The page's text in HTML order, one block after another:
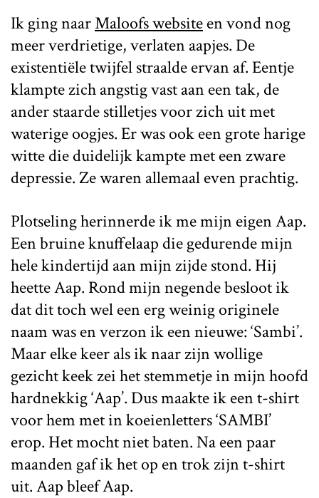
Ik ging naarMaloofs websiteen vond nog
meer verdrietige, verlaten aapjes. De
existentiële twijfel straalde ervan af. Eentje
klampte zich angstig vast aan een tak, de
ander staarde stilletjes voor zich uit met
waterige oogjes. Er was ook een grote harige
witte die duidelijk kampte met een zware
depressie. Ze waren allemaal even prachtig.
Plotseling herinnerde ik me mijn eigen Aap.
Een bruine knuffelaap die gedurende mijn
hele kindertijd aan mijn zijde stond. Hij
heette Aap. Rond mijn negende besloot ik
dat dit toch wel een erg weinig originele
naam was en verzon ik een nieuwe: ‘Sambi’.
Maar elke keer als ik naar zijn wollige
gezicht keek zei het stemmetje in mijn hoofd
hardnekkig ‘Aap’. Dus maakte ik een t-shirt
voor hem met in koeienletters ‘SAMBI’
erop. Het mocht niet baten. Na een paar
maanden gaf ik het op en trok zijn t-shirt
uit. Aap bleef Aap.